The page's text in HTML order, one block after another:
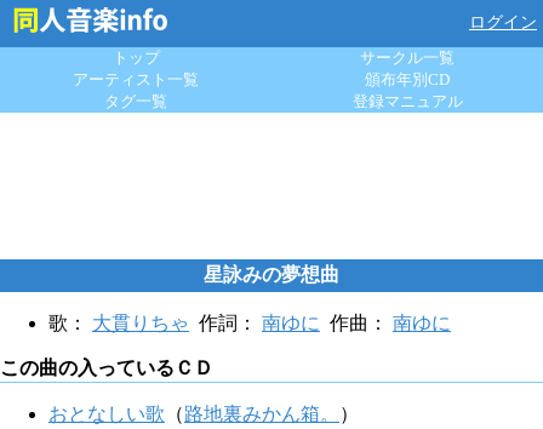
ログイン
トップ
サークル一覧
アーティスト一覧
頒布年別CD
タグ一覧
登録マニュアル
星詠みの夢想曲
歌： 大貫りちゃ 作詞： 南ゆに 作曲： 南ゆに
この曲の入っているＣＤ
おとなしい歌 （路地裏みかん箱。 ）